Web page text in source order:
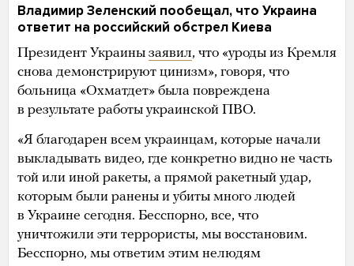
Владимир Зеленский пообещал, что Украина
ответит на российский обстрел Киева
Президент Украины заявил, что «уроды из Кремля
снова демонстрируют цинизм», говоря, что
больница «Охматдет» была повреждена
в результате работы украинской ПВО.
«Я благодарен всем украинцам, которые начали
выкладывать видео, где конкретно видно не часть
той или иной ракеты, а прямой ракетный удар,
которым были ранены и убиты много людей
в Украине сегодня. Бесспорно, все, что
уничтожили эти террористы, мы восстановим.
Бесспорно, мы ответим этим нелюдям